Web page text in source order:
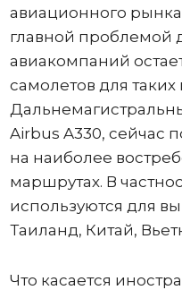
авиационного рынка
главной проблемой
авиакомпаний
самолетов для
Airbus A330, сейчас
на наиболее
маршрутах. В
используются для
Таиланд, Китай,
Что касается